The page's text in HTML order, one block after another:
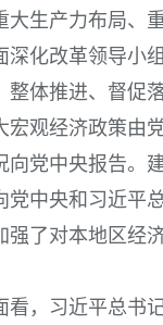
大生产力布局、
深化改革领导小
整体推进、督促
宏观经济政策由
向党中央报告。
党中央和习近平
强了对本地区经
看，习近平总书